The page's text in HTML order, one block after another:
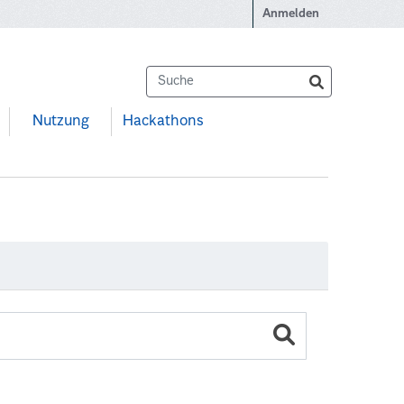
Anmelden
Nutzung Hackathons